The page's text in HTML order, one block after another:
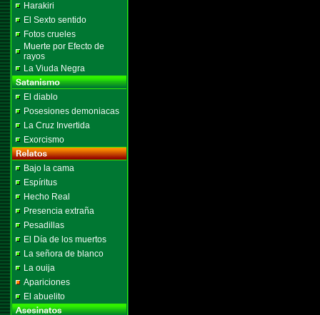
Harakiri
El Sexto sentido
Fotos crueles
Muerte por Efecto de
rayos
La Viuda Negra
El diablo
Posesiones demoniacas
La Cruz Invertida
Exorcismo
Bajo la cama
Espíritus
Hecho Real
Presencia extraña
Pesadillas
El Día de los muertos
La señora de blanco
La ouija
Apariciones
El abuelito